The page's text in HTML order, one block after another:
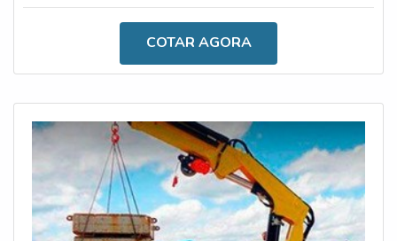
desenvolvimento das atividades.AS PRINCIPAIS
que, com o grande número de acidentes causados por
acidentes de caminhão, o investimento em inclinômetros
COTAR AGORA